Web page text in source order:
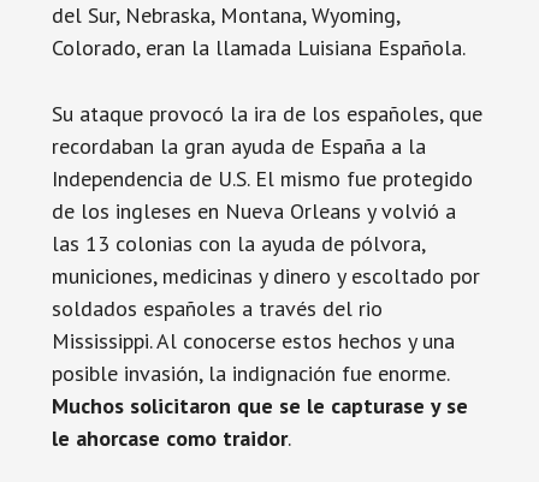
del Sur, Nebraska, Montana, Wyoming,
Colorado, eran la llamada Luisiana Española.
Su ataque provocó la ira de los españoles, que
recordaban la gran ayuda de España a la
Independencia de U.S. El mismo fue protegido
de los ingleses en Nueva Orleans y volvió a
las 13 colonias con la ayuda de pólvora,
municiones, medicinas y dinero y escoltado por
soldados españoles a través del rio
Mississippi. Al conocerse estos hechos y una
posible invasión, la indignación fue enorme.
Muchos solicitaron que se le capturase y se
le ahorcase como traidor.